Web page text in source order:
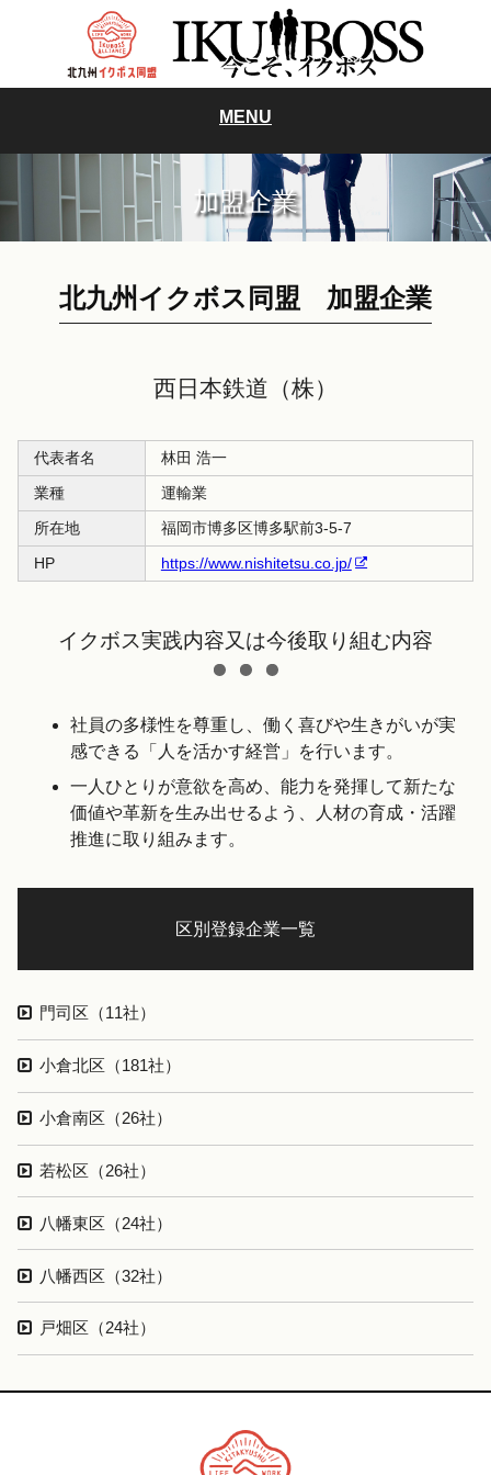
MENU
加盟企業
北九州イクボス同盟 加盟企業
西日本鉄道（株）
代表者名
林田 浩一
業種
運輸業
所在地
福岡市博多区博多駅前3-5-7
HP
https://www.nishitetsu.co.jp/
イクボス実践内容又は今後取り組む内容
社員の多様性を尊重し、働く喜びや生きがいが実
感できる「人を活かす経営」を行います。
一人ひとりが意欲を高め、能力を発揮して新たな
価値や革新を生み出せるよう、人材の育成・活躍
推進に取り組みます。
区別登録企業一覧
門司区（11社）
小倉北区（181社）
小倉南区（26社）
若松区（26社）
八幡東区（24社）
八幡西区（32社）
戸畑区（24社）